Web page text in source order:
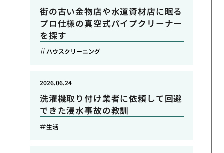
街の古い金物店や水道資材店に眠る
プロ仕様の真空式パイプクリーナー
を探す
ハウスクリーニング
洗濯機取り付け業者に依頼して回避
できた浸水事故の教訓
2026.06.24
生活